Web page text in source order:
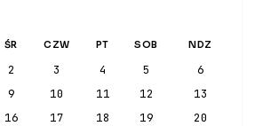
ŚR CZW PT SOB NDZ
2 3 4 5
6
9 10 11 12
13
16 17 18 19
20